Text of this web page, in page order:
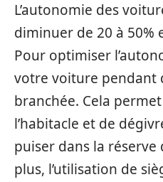
L’autonomie des
diminuer de 20 à
Pour optimiser
votre voiture pendant
branchée. Cela
l’habitacle et de
puiser dans la réserve
plus, l’utilisation de